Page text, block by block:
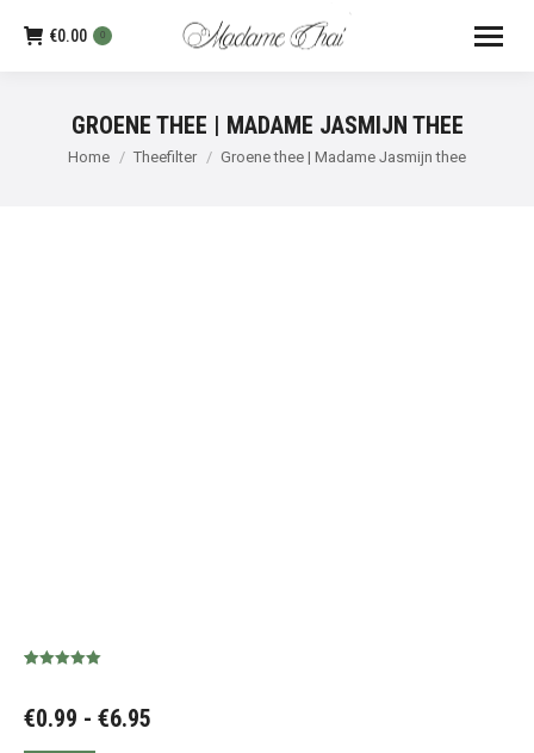
€0.00 0
GROENE THEE | MADAME JASMIJN THEE
Je bent hier:
Home Theefilter Groene thee | Madame Jasmijn thee
€0.99 - €6.95
gebaseerd
opklant